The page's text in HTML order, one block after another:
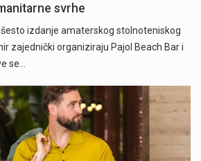
svrhe
izdanje amaterskog stolnoteniskog
zajednički organiziraju Pajol Beach Bar i
se…